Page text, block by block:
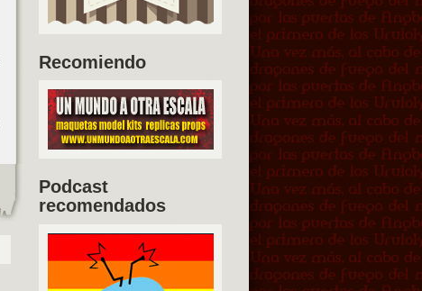
Recomiendo
Podcast
recomendados